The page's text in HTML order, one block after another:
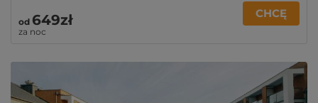
od 649zł
za noc
CHCĘ